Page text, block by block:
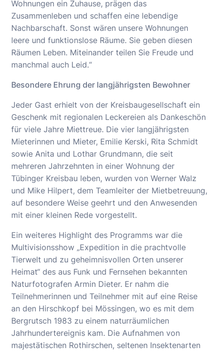
Wohnungen ein Zuhause, prägen das
Zusammenleben und schaffen eine lebendige
Nachbarschaft. Sonst wären unsere Wohnungen
leere und funktionslose Räume. Sie geben diesen
Räumen Leben. Miteinander teilen Sie Freude und
manchmal auch Leid.“
Besondere Ehrung der langjährigsten Bewohner
Jeder Gast erhielt von der Kreisbaugesellschaft ein
Geschenk mit regionalen Leckereien als Dankeschön
für viele Jahre Miettreue. Die vier langjährigsten
Mieterinnen und Mieter, Emilie Kerski, Rita Schmidt
sowie Anita und Lothar Grundmann, die seit
mehreren Jahrzehnten in einer Wohnung der
Tübinger Kreisbau leben, wurden von Werner Walz
und Mike Hilpert, dem Teamleiter der Mietbetreuung,
auf besondere Weise geehrt und den Anwesenden
mit einer kleinen Rede vorgestellt.
Ein weiteres Highlight des Programms war die
Multivisionsshow „Expedition in die prachtvolle
Tierwelt und zu geheimnisvollen Orten unserer
Heimat“ des aus Funk und Fernsehen bekannten
Naturfotografen Armin Dieter. Er nahm die
Teilnehmerinnen und Teilnehmer mit auf eine Reise
an den Hirschkopf bei Mössingen, wo es mit dem
Bergrutsch 1983 zu einem naturräumlichen
Jahrhundertereignis kam. Die Aufnahmen von
majestätischen Rothirschen, seltenen Insektenarten